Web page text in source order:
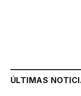
ÚLTIMAS